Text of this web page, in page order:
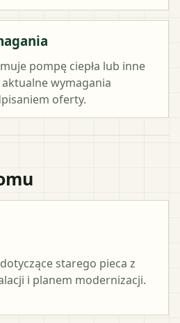
pompę ciepła lub inne
wymagania
oferty.
starego pieca z
i planem modernizacji.